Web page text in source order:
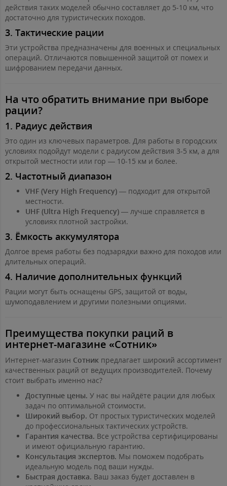
действия таких моделей обычно составляет до 5-10 км, что
достаточно для туристических походов.
3. Тактические рации
Эти устройства предназначены для военных и специальных
операций. Отличаются повышенной защитой от помех и
шифрованием передачи данных.
На что обратить внимание при выборе
рации?
1. Радиус действия
Это один из ключевых параметров. Для работы в городских
условиях подойдут модели с радиусом действия 3-5 км, а для
открытой местности или гор — 10-15 км и более.
2. Частотный диапазон
VHF (Very High Frequency) — подходит для открытой
местности.
UHF (Ultra High Frequency) — лучше справляется в
условиях плотной застройки.
3. Ёмкость аккумулятора
Долгое время работы без подзарядки важно для походов или
длительных операций.
4. Наличие дополнительных функций
Рации могут быть оснащены GPS, защитой от воды,
шумоподавлением и другими полезными опциями.
Преимущества покупки раций в
интернет-магазине «Сотник»
Интернет-магазин Сотник предлагает широкий ассортимент
качественных раций от ведущих производителей. Почему
стоит выбрать именно нас?
Доступные цены. У нас вы найдёте рации для любых
задач по оптимальной стоимости.
Широкий выбор. От простых туристических моделей
до профессиональных тактических устройств.
Гарантия качества. Все устройства сертифицированы
и имеют официальную гарантию.
Консультация экспертов. Мы поможем подобрать
идеальную модель под ваши нужды.
Быстрая доставка. Ваш заказ будет доставлен в